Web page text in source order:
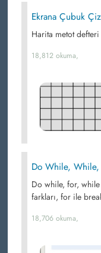
Ekrana Çubuk
Harita metot
18,812 okuma,
Do While,
Do while, for,
farkları, for ile
18,706 okuma,